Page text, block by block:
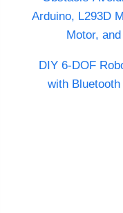
Arduino, L293D
Motor,
DIY 6-DOF
with